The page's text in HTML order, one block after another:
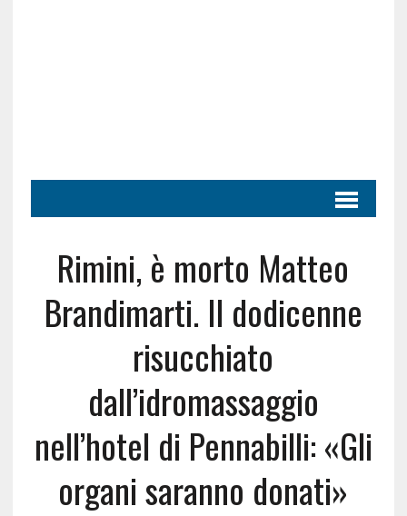
Rimini, è morto Matteo
Brandimarti. Il dodicenne
risucchiato
dall’idromassaggio
nell’hotel di Pennabilli: «Gli
organi saranno donati»